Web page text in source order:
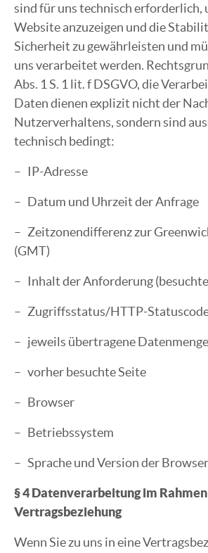
sind für uns technisch erforderlich,
Website anzuzeigen und die
Sicherheit zu gewährleisten und
uns verarbeitet werden.
Abs. 1 S. 1 lit. f DSGVO, die
Daten dienen explizit nicht der
Nutzerverhaltens, sondern sind
technisch bedingt:
– IP-Adresse
– Datum und Uhrzeit der Anfrage
– Zeitzonendifferenz zur
(GMT)
– Inhalt der Anforderung
– Zugriffsstatus/HTTP-
– jeweils übertragene Datenmenge
– vorher besuchte Seite
– Browser
– Betriebssystem
– Sprache und Version der
§ 4 Datenverarbeitung im
Vertragsbeziehung
Wenn Sie zu uns in eine